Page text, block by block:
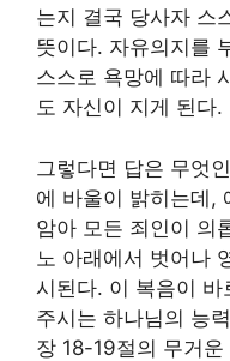
는지 결국 당사자 스
뜻이다. 자유의지를
스스로 욕망에 따라
도 자신이 지게 된다.
그렇다면 답은 무엇
에 바울이 밝히는데,
암아 모든 죄인이 의
노 아래에서 벗어나
시된다. 이 복음이 바
주시는 하나님의 능
장 18-19절의 무거